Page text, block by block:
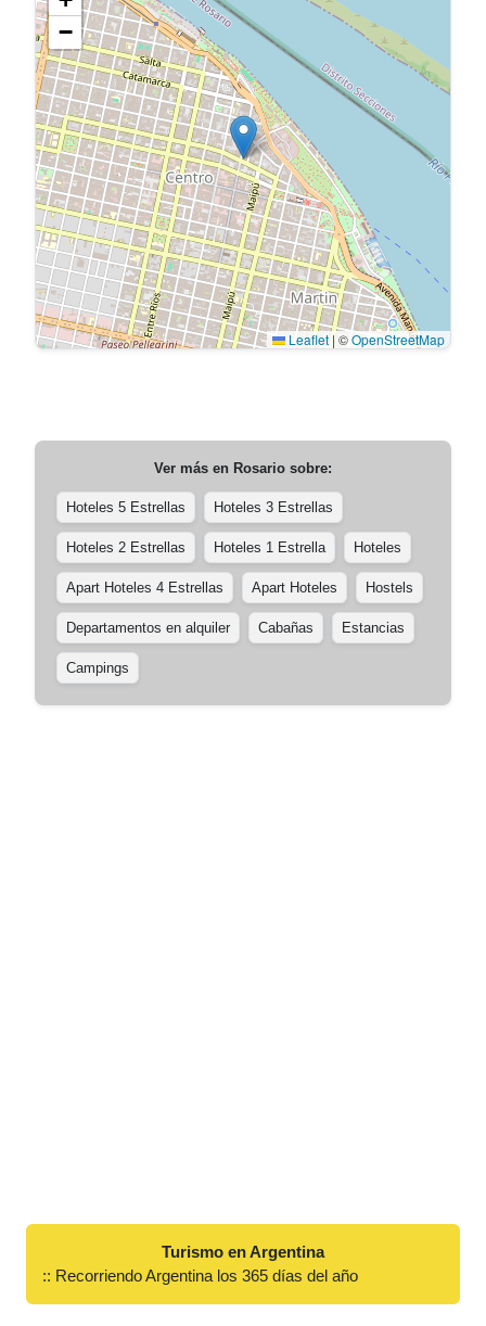
−
Leaflet | ©OpenStreetMap
Ver más en Rosario sobre:
Hoteles 5 Estrellas Hoteles 3 Estrellas
Hoteles 2 Estrellas Hoteles 1 Estrella Hoteles
Apart Hoteles 4 Estrellas Apart Hoteles Hostels
Departamentos en alquiler Cabañas Estancias
Campings
Turismo en Argentina
:: Recorriendo Argentina los 365 días del año